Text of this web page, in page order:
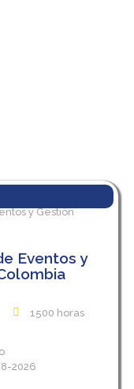
Eventos y
1500 horas
2026